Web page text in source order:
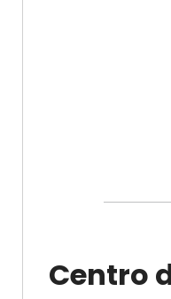
Centro